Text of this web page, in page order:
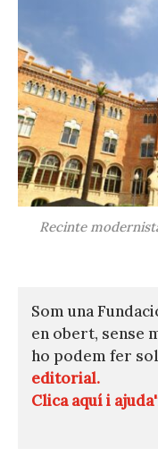
Recinte
Som una
en obert, sense
ho podem fer
editorial.
Clica aquí i